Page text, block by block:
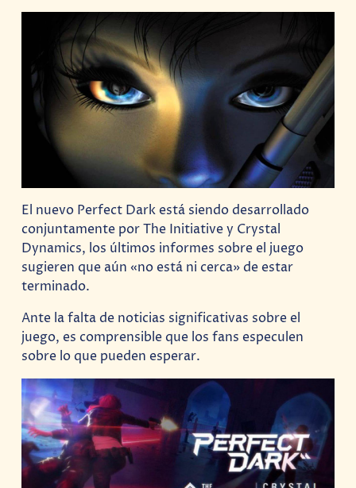
El nuevo Perfect Dark está siendo desarrollado
conjuntamente por The Initiative y Crystal
Dynamics, los últimos informes sobre el juego
sugieren que aún «no está ni cerca» de estar
terminado.
Ante la falta de noticias significativas sobre el
juego, es comprensible que los fans especulen
sobre lo que pueden esperar.